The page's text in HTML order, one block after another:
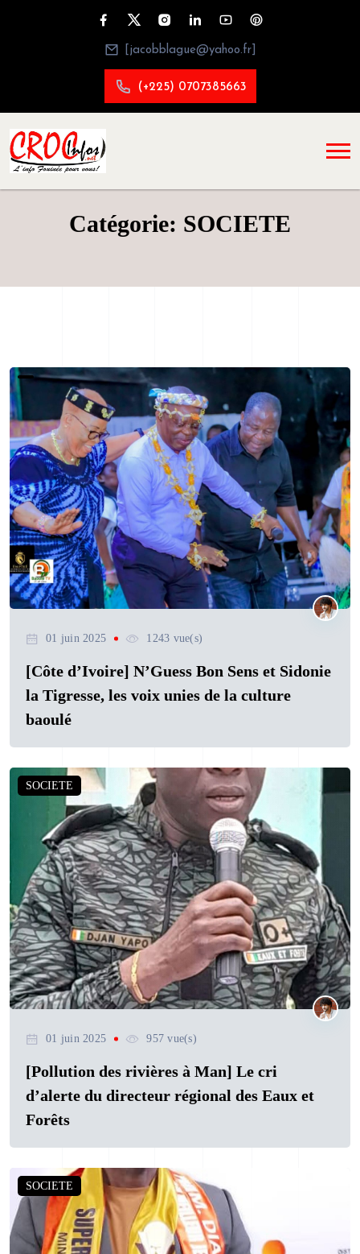
[jacobblague@yahoo.fr]
(+225) 0707385663
Catégorie: SOCIETE
01 juin 2025 1243 vue(s)
[Côte d’Ivoire] N’Guess Bon Sens et Sidonie
la Tigresse, les voix unies de la culture
baoulé
SOCIETE
01 juin 2025 957 vue(s)
[Pollution des rivières à Man] Le cri
d’alerte du directeur régional des Eaux et
Forêts
SOCIETE